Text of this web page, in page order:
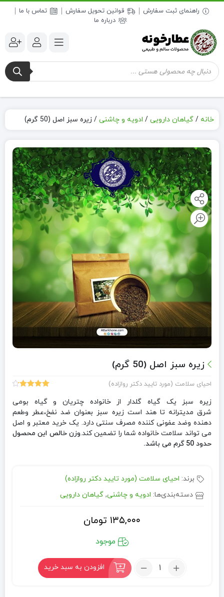
راهنمای ثبت سفارش قوانین تحویل سفارش
تماس با ما
درباره ما
جستجوی
محصولات
خانه / گیاهان دارویی / ادویه و چاشنی / زیره سبز اصل (50 گرم)
زیره سبز اصل (50 گرم)
احیای سلامت (مورد تایید دکتر روازاده)
4.25
از 5
در
امتیازدهی
مشتری
زیره سبز یک گیاه گلدار از خانواده چتریان و گیاه بومی
شرق مدیترانه تا هند است زیره سبز بعنوان ضد نفخ،عطر وطعم
دهنده وضد عفونی کننده مصرف سنتی دارد. یک خرید معتبر و اصل
می تواند سلامت خانواده شما را تضمین کند.وزن خالص این محصول
حدود 50 گرم می باشد.
برند: احیای سلامت (مورد تایید دکتر روازاده)
دسته‌بندی‌ها: ادویه و چاشنی, گیاهان دارویی
۱۳۵,۰۰۰ تومان
موجود
تعداد:
افزودن به سبد خرید